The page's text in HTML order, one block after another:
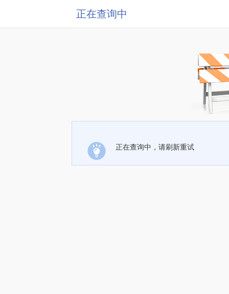
正在查询中
正在查询中，请刷新重试